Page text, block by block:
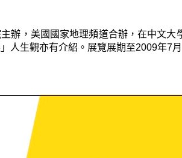
辦，美國國家地理頻道合辦，在中文
人生觀亦有介紹。展覽展期至2009年7月